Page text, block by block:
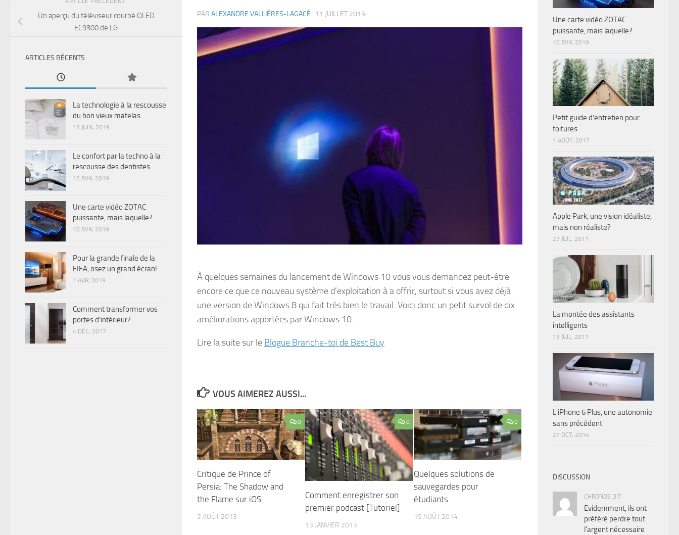
PAR ALEXANDRE VALLIÈRES-LAGACÉ · 11 JUILLET 2015
À quelques semaines du lancement de Windows 10 vous vous demandez peut-être
encore ce que ce nouveau système d’exploitation à a offrir, surtout si vous avez déjà
une version de Windows 8 qui fait très bien le travail. Voici donc un petit survol de dix
améliorations apportées par Windows 10.
Lire la suite sur le Blogue Branche-toi de Best Buy
VOUS AIMEREZ AUSSI...
0
Critique de Prince of
Persia: The Shadow and
the Flame sur iOS
2 AOÛT 2013
0
Comment enregistrer son
premier podcast [Tutoriel]
13 JANVIER 2013
0
Quelques solutions de
sauvegardes pour
étudiants
15 AOÛT 2014
Un aperçu du téléviseur courbé OLED
EC9300 de LG
ARTICLES RÉCENTS
La technologie à la rescousse
du bon vieux matelas
13 JUIN, 2019
Le confort par la techno à la
rescousse des dentistes
12 AVR, 2019
Une carte vidéo ZOTAC
puissante, mais laquelle?
10 AVR, 2019
Pour la grande finale de la
FIFA, osez un grand écran!
1 AVR, 2019
Comment transformer vos
portes d’intérieur?
4 DÉC, 2017
Une carte vidéo ZOTAC
puissante, mais laquelle?
10 AVR, 2019
Petit guide d’entretien pour
toitures
1 AOÛT, 2017
Apple Park, une vision idéaliste,
mais non réaliste?
27 JUIL, 2017
La montée des assistants
intelligents
13 JUIL, 2017
L’iPhone 6 Plus, une autonomie
sans précédent
27 OCT, 2014
DISCUSSION
CHRONOS DIT
Evidemment, ils ont
préféré perdre tout
l'argent nécessaire